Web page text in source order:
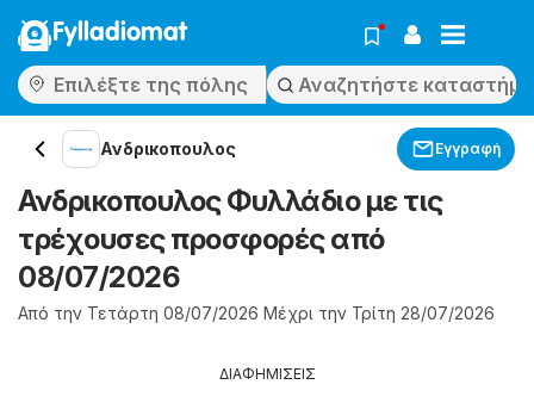
Fylladiomat
Ανδρικοπουλος Εγγραφή
Ανδρικοπουλος Φυλλάδιο με τις
τρέχουσες προσφορές από
08/07/2026
Από την Τετάρτη 08/07/2026 Μέχρι την Τρίτη 28/07/2026
ΔΙΑΦΗΜΙΣΕΙΣ